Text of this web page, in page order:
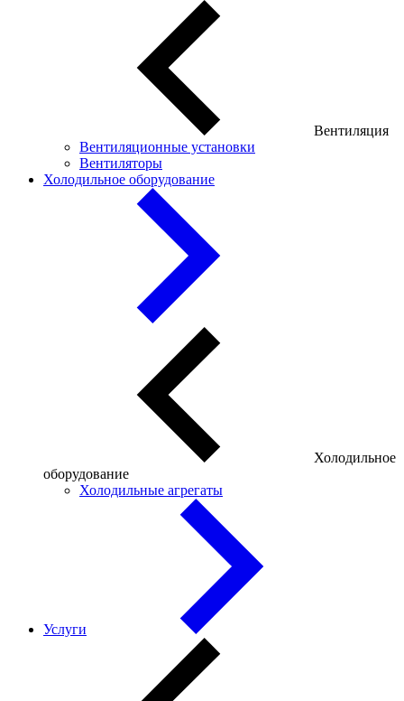
Вентиляция
Вентиляционные установки
Вентиляторы
Холодильное оборудование
Холодильное
оборудование
Холодильные агрегаты
Услуги